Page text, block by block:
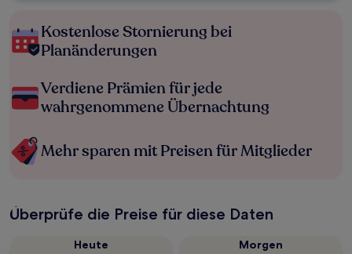
Kostenlose Stornierung bei
Planänderungen
Verdiene Prämien für jede
wahrgenommene Übernachtung
Mehr sparen mit Preisen für Mitglieder
Überprüfe die Preise für diese Daten
Heute
Morgen